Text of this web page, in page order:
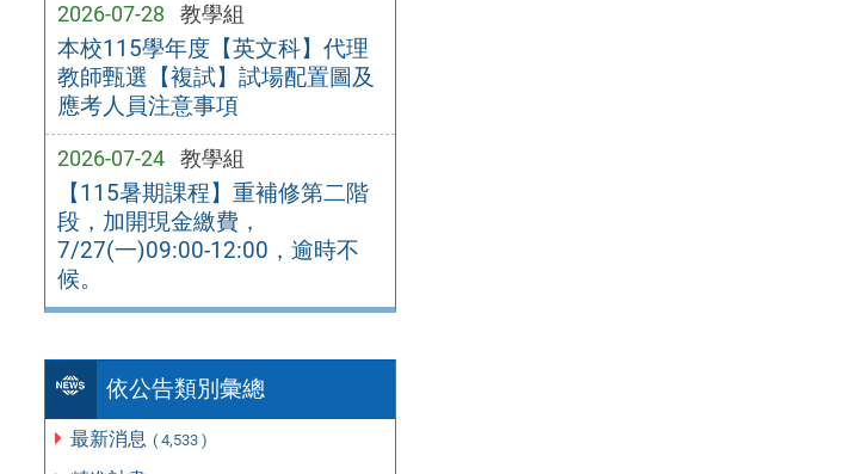
2026-07-28 教學組
本校115學年度【英文科】代理
教師甄選【複試】試場配置圖及
應考人員注意事項
2026-07-24 教學組
【115暑期課程】重補修第二階
段，加開現金繳費，
7/27(一)09:00-12:00，逾時不
候。
依公告類別彙總
最新消息 ( 4,533 )